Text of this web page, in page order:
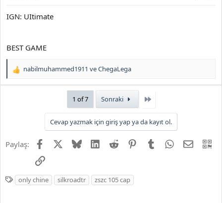
IGN: UItimate
BEST GAME
T
:
nabilmuhammed1911 veChegaLega
1 of 7 Sonraki
Cevap yazmak için giriş yap ya da kayıt ol.
Paylaş: Facebook BlueskyLinkedIn
Reddit PinterestTumblr WhatsApp
E-posta
Link
Eonly chine silkroadtr zszc 105 cap